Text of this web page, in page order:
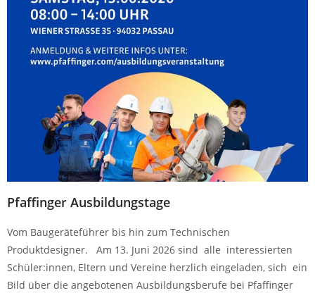
Pfaffinger Ausbildungstage
Vom Baugeräteführer bis hin zum Technischen
Produktdesigner. Am 13. Juni 2026 sind alle interessierten
Schüler:innen, Eltern und Vereine herzlich eingeladen, sich ein
Bild über die angebotenen Ausbildungsberufe bei Pfaffinger